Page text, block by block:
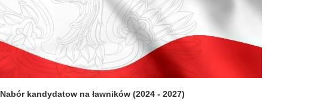
Nabór kandydatow na ławników (2024 - 2027)